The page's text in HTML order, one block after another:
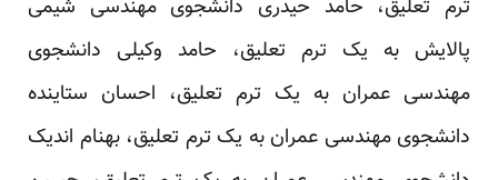
ترم تعلیق، حامد حیدری دانشجوی مهندسی شیمی
پالایش به یک ترم تعلیق، حامد وکیلی دانشجوی
مهندسی عمران به یک ترم تعلیق، احسان ستاینده
دانشجوی مهندسی عمران به یک ترم تعلیق، بهنام اندیک